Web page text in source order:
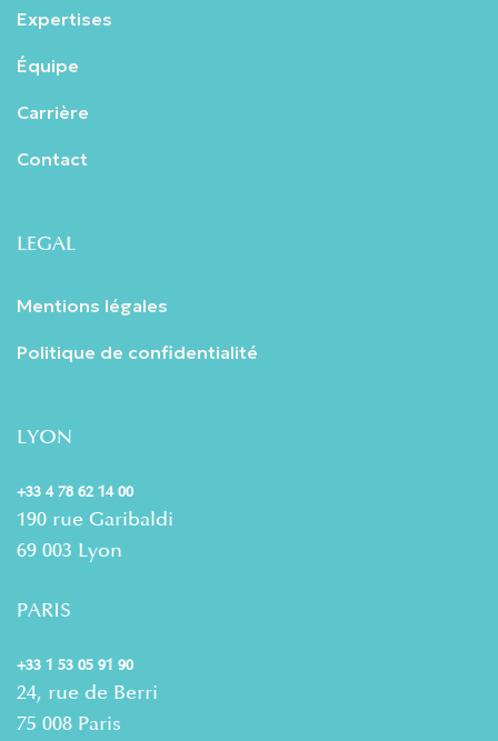
Expertises
Équipe
Carrière
Contact
LEGAL
Mentions légales
Politique de confidentialité
LYON
+33 4 78 62 14 00
190 rue Garibaldi
69 003 Lyon
PARIS
+33 1 53 05 91 90
24, rue de Berri
75 008 Paris